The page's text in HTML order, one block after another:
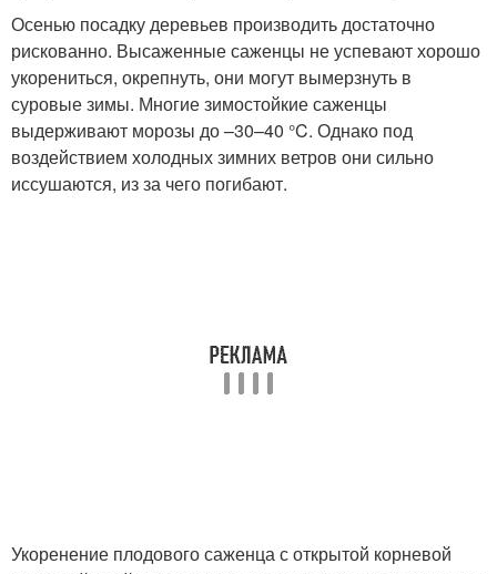
Осенью посадку деревьев производить достаточно
рискованно. Высаженные саженцы не успевают хорошо
укорениться, окрепнуть, они могут вымерзнуть в
суровые зимы. Многие зимостойкие саженцы
выдерживают морозы до –30–40 °C. Однако под
воздействием холодных зимних ветров они сильно
иссушаются, из за чего погибают.
Укоренение плодового саженца с открытой корневой